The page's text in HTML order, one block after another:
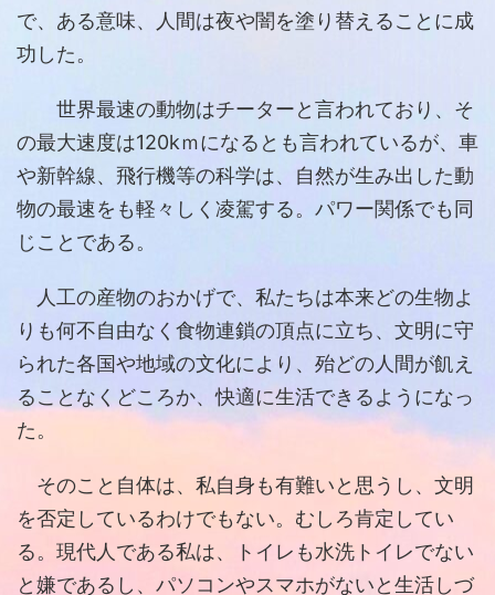
で、ある意味、人間は夜や闇を塗り替えることに成
功した。
世界最速の動物はチーターと言われており、そ
の最大速度は120kｍになるとも言われているが、車
や新幹線、飛行機等の科学は、自然が生み出した動
物の最速をも軽々しく凌駕する。パワー関係でも同
じことである。
人工の産物のおかげで、私たちは本来どの生物よ
りも何不自由なく食物連鎖の頂点に立ち、文明に守
られた各国や地域の文化により、殆どの人間が飢え
ることなくどころか、快適に生活できるようになっ
た。
そのこと自体は、私自身も有難いと思うし、文明
を否定しているわけでもない。むしろ肯定してい
る。現代人である私は、トイレも水洗トイレでない
と嫌であるし、パソコンやスマホがないと生活しづ